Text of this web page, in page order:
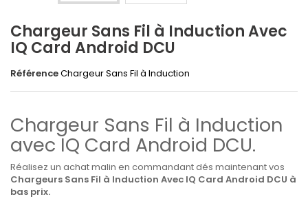
Chargeur Sans Fil à Induction Avec
IQ Card Android DCU
RéférenceChargeur Sans Fil à Induction
Chargeur Sans Fil à Induction
avec IQ Card Android DCU.
Réalisez un achat malin en commandant dés maintenant vos
Chargeurs Sans Fil à Induction Avec IQ Card Android DCU à
bas prix.